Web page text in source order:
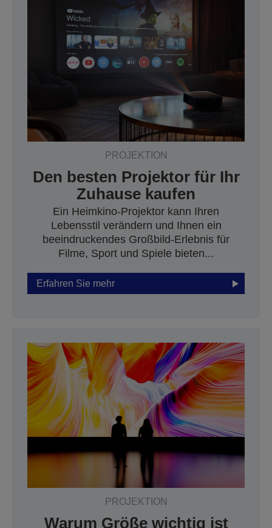
PROJEKTION
Den besten Projektor für Ihr
Zuhause kaufen
Ein Heimkino-Projektor kann Ihren
Lebensstil verändern und Ihnen ein
beeindruckendes Großbild-Erlebnis für
Filme, Sport und Spiele bieten...
Erfahren Sie mehr
PROJEKTION
Warum Größe wichtig ist